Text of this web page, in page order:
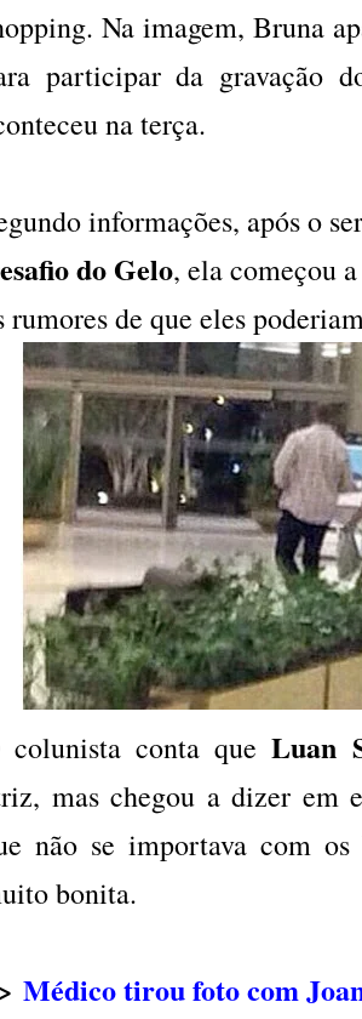
Na imagem, Bruna
participar da gravação
na terça.
informações, após o
do Gelo, ela começou
rumores de que eles
colunista conta queLuan
mas chegou a dizer em
não se importava com
bonita.
Médico tirou foto com